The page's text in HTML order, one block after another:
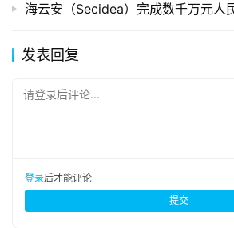
海云安（Secidea）完成数千万元人
发表回复
请登录后评论...
登录后才能评论
提交